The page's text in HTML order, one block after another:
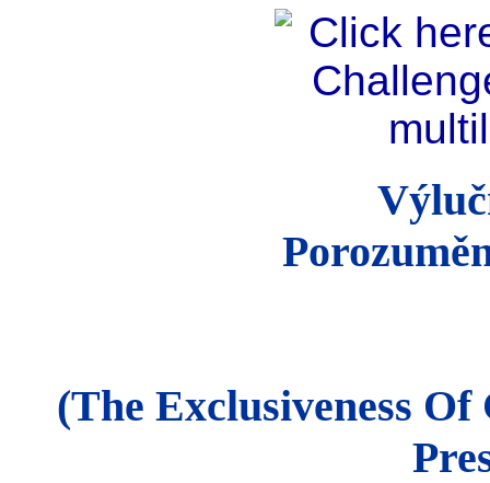
(The Exclusiveness